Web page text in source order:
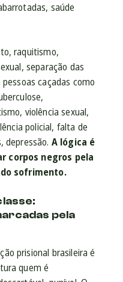
saúde
raquitismo,
separação das
caçadas como
violência sexual,
policial, falta de
depressão. A lógica é
corpos negros pela
sofrimento.
pela
prisional brasileira é
quem é